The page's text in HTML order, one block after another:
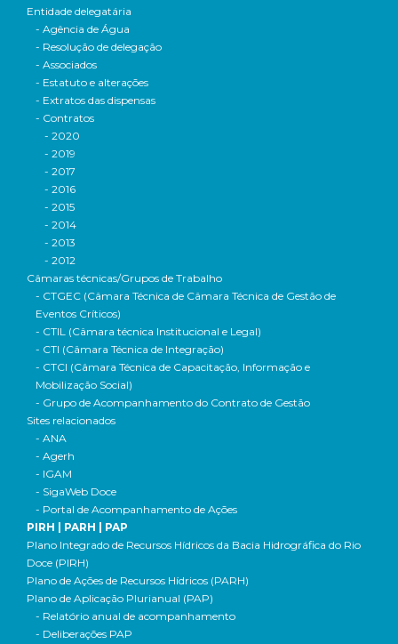
Entidade delegatária
- Agência de Água
- Resolução de delegação
- Associados
- Estatuto e alterações
- Extratos das dispensas
- Contratos
- 2020
- 2019
- 2017
- 2016
- 2015
- 2014
- 2013
- 2012
Câmaras técnicas/Grupos de Trabalho
- CTGEC (Câmara Técnica de Câmara Técnica de Gestão de
Eventos Críticos)
- CTIL (Câmara técnica Institucional e Legal)
- CTI (Câmara Técnica de Integração)
- CTCI (Câmara Técnica de Capacitação, Informação e
Mobilização Social)
- Grupo de Acompanhamento do Contrato de Gestão
Sites relacionados
- ANA
- Agerh
- IGAM
- SigaWeb Doce
- Portal de Acompanhamento de Ações
PIRH | PARH | PAP
Plano Integrado de Recursos Hídricos da Bacia Hidrográfica do Rio
Doce (PIRH)
Plano de Ações de Recursos Hídricos (PARH)
Plano de Aplicação Plurianual (PAP)
- Relatório anual de acompanhamento
- Deliberações PAP